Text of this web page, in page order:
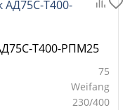
Т400-РПМ25
75
Weifang
230/400